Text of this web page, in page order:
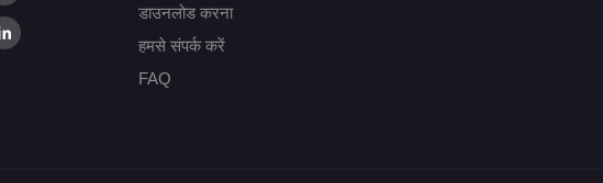
डाउनलोड करना
हमसे संपर्क करें
FAQ